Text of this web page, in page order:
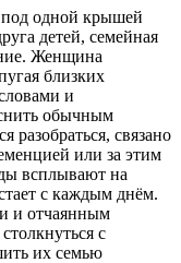
под одной крышей
детей, семейная
Женщина
близких
и
обычным
разобраться, связано
или за этим
всплывают на
с каждым днём.
и отчаянным
с
их семью